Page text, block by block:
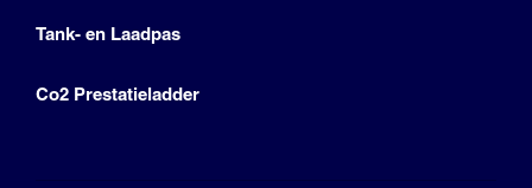
Tank- en Laadpas
Co2 Prestatieladder